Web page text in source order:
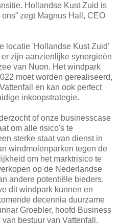
Hollandse Kust Zuid is
zegt Magnus Hall, CEO
locatie 'Hollandse Kust Zuid'
zijn aanzienlijke synergieën
van Nuon. Het windpark
moet worden gerealiseerd,
en kan ook perfect
inkoopstrategie.
of onze businesscase
om alle risico's te
sterke staat van dienst in
windmolenparken tegen de
om het marktrisico te
op de Nederlandse
andere potentiële bieders.
dit windpark kunnen en
decennia duurzame
Groebler, hoofd Business
bestuur van Vattenfall.